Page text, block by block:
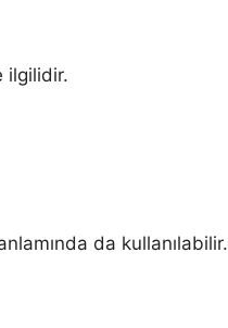
ilgilidir.
da kullanılabilir.